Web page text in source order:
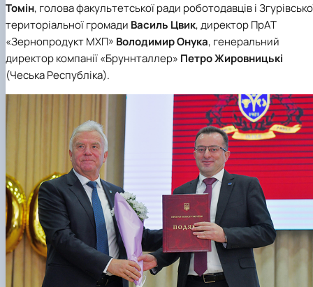
Томін, голова факультетської ради роботодавців і
територіальної громади Василь Цвик, директор ПрАТ
«Зернопродукт МХП» Володимир Онука, генеральний
директор компанії «Бруннталлер» Петро Жировницькі
(Чеська Республіка).